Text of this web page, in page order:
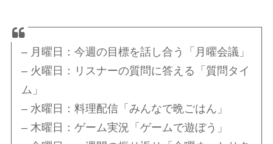
– 月曜日：今週の目標を話し合う「月曜会議」
– 火曜日：リスナーの質問に答える「質問タイ
ム」
– 水曜日：料理配信「みんなで晩ごはん」
– 木曜日：ゲーム実況「ゲームで遊ぼう」